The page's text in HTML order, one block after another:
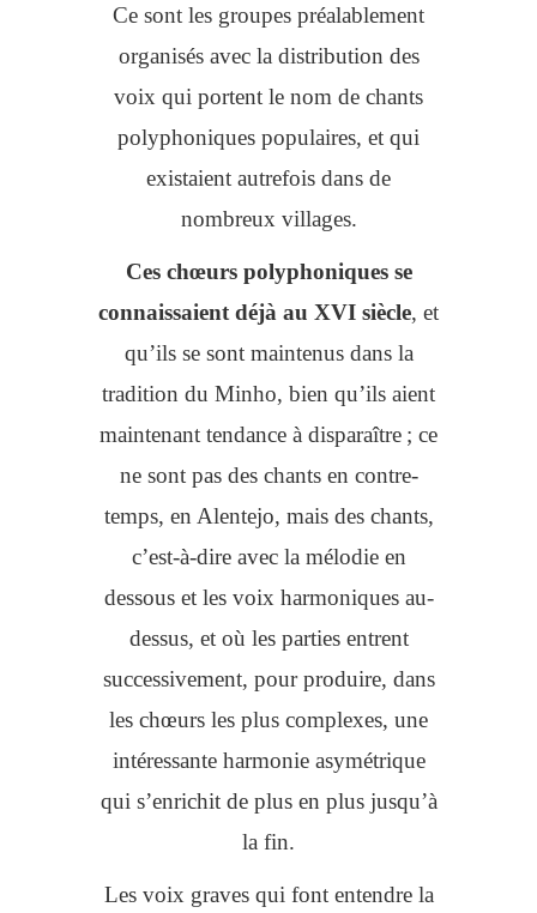
Ce sont les groupes préalablement
organisés avec la distribution des
voix qui portent le nom de chants
polyphoniques populaires, et qui
existaient autrefois dans de
nombreux villages.
Ces chœurs polyphoniques se
connaissaient déjà au XVI siècle, et
qu’ils se sont maintenus dans la
tradition du Minho, bien qu’ils aient
maintenant tendance à disparaître ; ce
ne sont pas des chants en contre-
temps, en Alentejo, mais des chants,
c’est-à-dire avec la mélodie en
dessous et les voix harmoniques au-
dessus, et où les parties entrent
successivement, pour produire, dans
les chœurs les plus complexes, une
intéressante harmonie asymétrique
qui s’enrichit de plus en plus jusqu’à
la fin.
Les voix graves qui font entendre la